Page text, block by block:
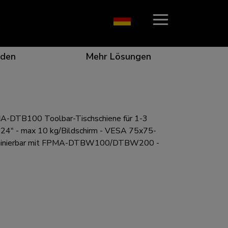
für jeden Bildschirm
die ins Auge fällt
beste Zusammenarbeit
besondere Bedürfnisse
Mehr Lösungen
DTB100 Toolbar-Tischschiene für 1-3
- max 10 kg/Bildschirm - VESA 75x75-
mit FPMA-DTBW100/DTBW200 -